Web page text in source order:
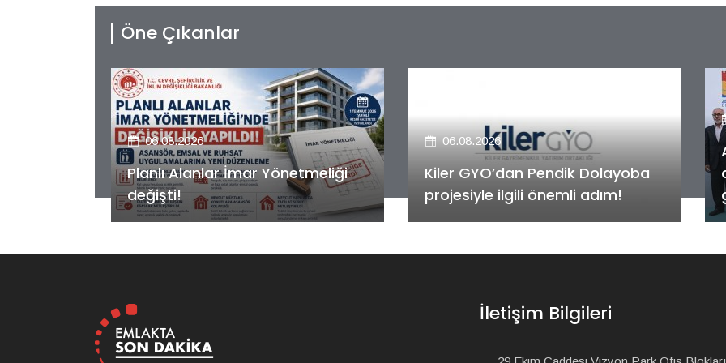
Öne Çıkanlar
06.08.2026
Kiler GYO’dan Pendik Dolayoba
projesiyle ilgili önemli adım!
06.08.2026
Alya Merkezefendi Konutları'nın
anahtar teslim töreni
gerçekleştirildi!
İletişim Bilgileri